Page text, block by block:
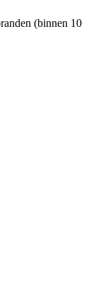
(binnen 10